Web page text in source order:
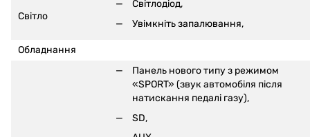
Світло
Світлодіод,
Увімкніть запалювання,
Обладнання
Панель нового типу з режимом
«SPORT» (звук автомобіля після
натискання педалі газу),
SD,